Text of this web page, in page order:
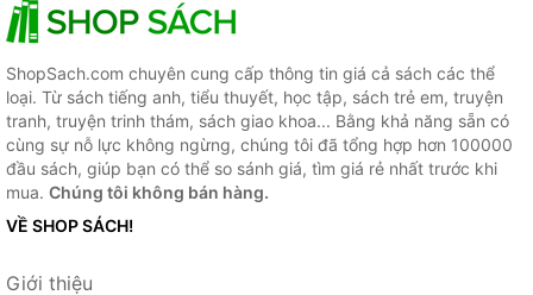
ShopSach.com chuyên cung cấp thông tin giá cả sách các thể
loại. Từ sách tiếng anh, tiểu thuyết, học tập, sách trẻ em, truyện
tranh, truyện trinh thám, sách giao khoa... Bằng khả năng sẵn có
cùng sự nỗ lực không ngừng, chúng tôi đã tổng hợp hơn 100000
đầu sách, giúp bạn có thể so sánh giá, tìm giá rẻ nhất trước khi
mua. Chúng tôi không bán hàng.
VỀ SHOP SÁCH!
Giới thiệu